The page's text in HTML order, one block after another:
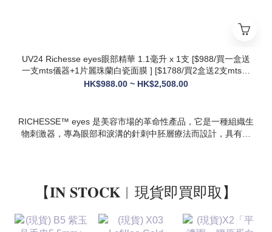
UV24 Richesse eyes眼部精華 1.1毫升 x 1支 [$988/買一盒送
一支mts儀器+1片麗珠蘭白瓷面膜 ] [$1788/買2盒送2支mts儀
器+1盒白瓷面膜+1支麗珠蘭修復面霜][ $2508/買3盒送3支mts
HK$988.00 ~ HK$2,508.00
RICHESSE™ eyes 是美容市場的革命性產品，它是一種組織生
物刺激器，專為眼部和淚溝的針刺中胚層療法而設計，具有填
【𝐈𝐍 𝐒𝐓𝐎𝐂𝐊︱現貨即買即取】